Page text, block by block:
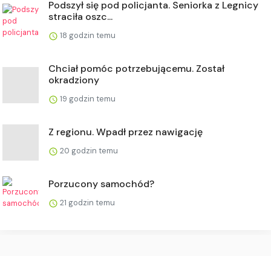
Podszył się pod policjanta. Seniorka z Legnicy
straciła oszc...
18 godzin temu
Chciał pomóc potrzebującemu. Został
okradziony
19 godzin temu
Z regionu. Wpadł przez nawigację
20 godzin temu
Porzucony samochód?
21 godzin temu